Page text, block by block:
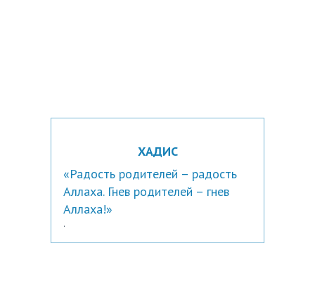
ХАДИС
«Радость родителей – радость
Аллаха. Гнев родителей – гнев
Аллаха!»
.